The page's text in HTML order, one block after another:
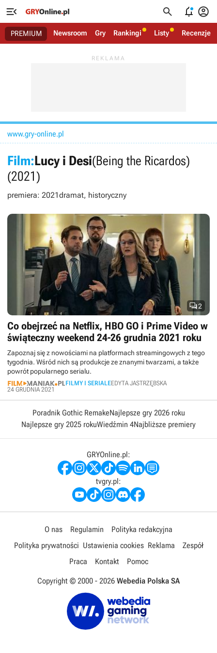
   
PREMIUM Newsroom Gry Rankingi Listy Recenzje
www.gry-online.pl
Film:Lucy i Desi(Being the Ricardos)
(2021)
premiera: 2021dramat, historyczny
2
Co obejrzeć na Netflix, HBO GO i Prime Video w
świąteczny weekend 24-26 grudnia 2021 roku
Zapoznaj się z nowościami na platformach streamingowych z tego
tygodnia. Wśród nich są produkcje ze znanymi twarzami, a także
powrót popularnego serialu.
FILMY I SERIALEEDYTA JASTRZĘBSKA
24 GRUDNIA 2021
Poradnik Gothic RemakeNajlepsze gry 2026 roku
Najlepsze gry 2025 rokuWiedźmin 4Najbliższe premiery
GRYOnline.pl:
tvgry.pl:
O nas Regulamin
Polityka redakcyjna
Polityka prywatności Ustawienia cookies Reklama
Zespół
Praca
Kontakt Pomoc
Copyright © 2000 - 2026 Webedia Polska SA